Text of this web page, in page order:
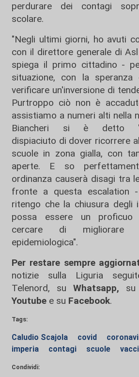
perdurare dei contagi
scolare.
"Negli ultimi giorni, ho avuti
con il direttore generale di
spiega il primo cittadino -
situazione, con la
verificare un'inversione di
Purtroppo ciò non è
assistiamo a numeri alti nella
Biancheri si è detto
dispiaciuto di dover ricorrere
scuole in zona gialla, con
aperte. E so
ordinanza causerà disagi tra
fronte a questa escalation
ritengo che la chiusura degli
possa essere un proficuo
cercare di migliorare
epidemiologica".
Per restare sempre
notizie sulla Liguria
Telenord, su
Whatsapp, su
Youtube e su Facebook.
Tags:
Caludio Scajola covid
imperia
contagi scuole
Condividi: